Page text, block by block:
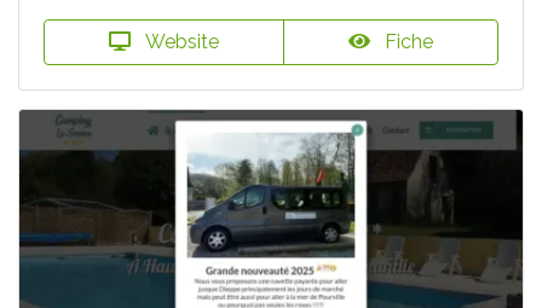
Website Fiche